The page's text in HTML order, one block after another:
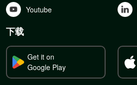
Youtube
下载
Get it on
Google Play